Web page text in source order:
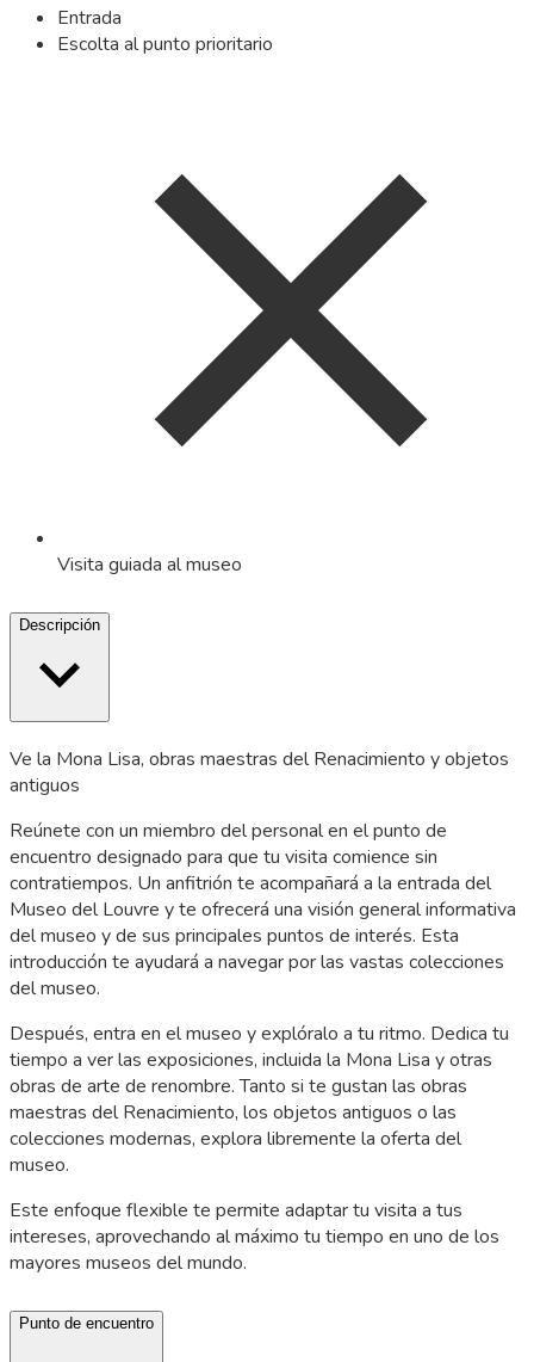
Entrada
Escolta al punto prioritario
Visita guiada al museo
Descripción
Ve la Mona Lisa, obras maestras del Renacimiento y objetos
antiguos
Reúnete con un miembro del personal en el punto de
encuentro designado para que tu visita comience sin
contratiempos. Un anfitrión te acompañará a la entrada del
Museo del Louvre y te ofrecerá una visión general informativa
del museo y de sus principales puntos de interés. Esta
introducción te ayudará a navegar por las vastas colecciones
del museo.
Después, entra en el museo y explóralo a tu ritmo. Dedica tu
tiempo a ver las exposiciones, incluida la Mona Lisa y otras
obras de arte de renombre. Tanto si te gustan las obras
maestras del Renacimiento, los objetos antiguos o las
colecciones modernas, explora libremente la oferta del
museo.
Este enfoque flexible te permite adaptar tu visita a tus
intereses, aprovechando al máximo tu tiempo en uno de los
mayores museos del mundo.
Punto de encuentro